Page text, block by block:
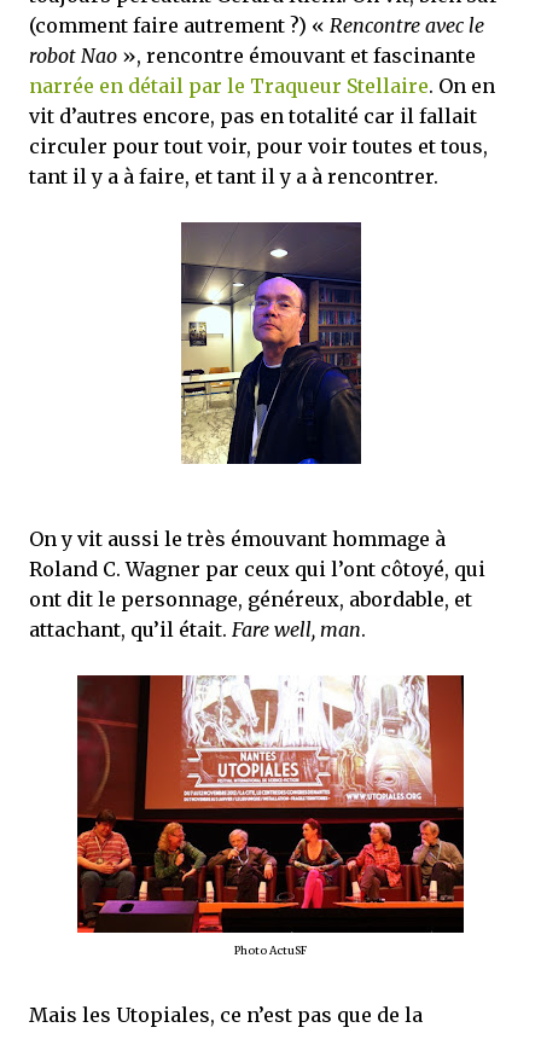
(comment faire autrement ?) « Rencontre avec le
robot Nao », rencontre émouvant et fascinante
narrée en détail par le Traqueur Stellaire. On en
vit d’autres encore, pas en totalité car il fallait
circuler pour tout voir, pour voir toutes et tous,
tant il y a à faire, et tant il y a à rencontrer.
On y vit aussi le très émouvant hommage à
Roland C. Wagner par ceux qui l’ont côtoyé, qui
ont dit le personnage, généreux, abordable, et
attachant, qu’il était. Fare well, man.
Photo ActuSF
Mais les Utopiales, ce n’est pas que de la